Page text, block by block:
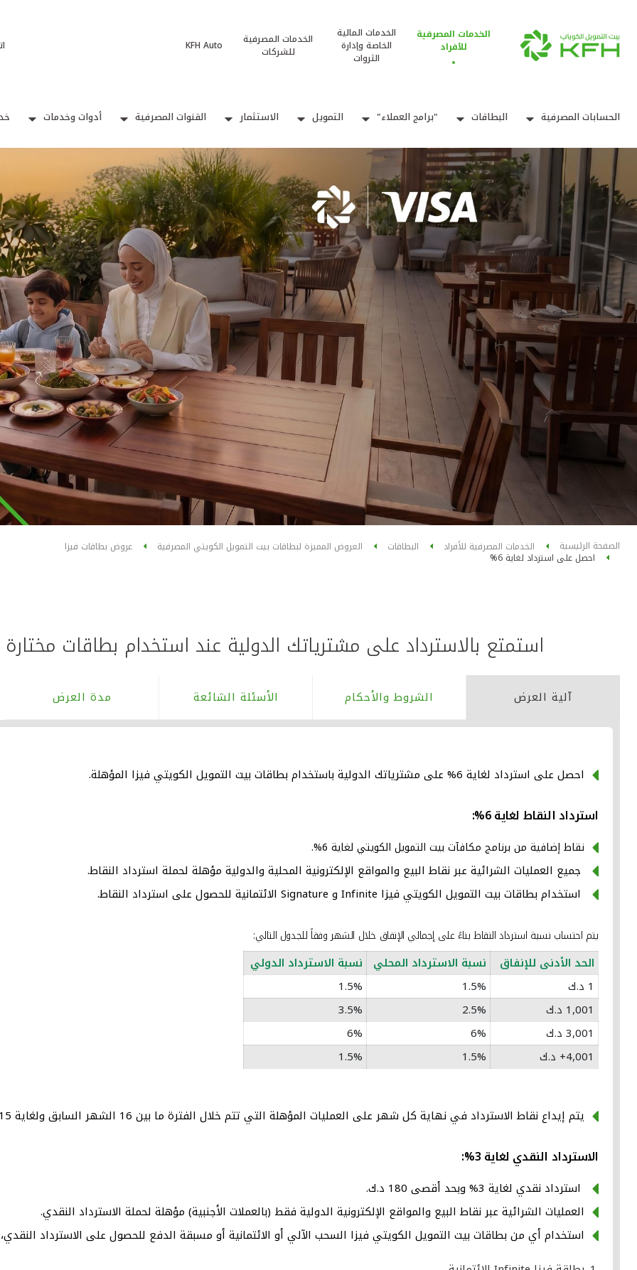
الخدمات المصرفية
للأفراد
الخدمات المالية
الخاصة وإدارة
الثروات
الخدمات المصرفية
للشركات
KFH Auto
الحسابات المصرفية البطاقات "برامج العملاء" التمويل الاستثمار القنوات المصرفية أدوات وخدمات
الصفحة الرئيسية الخدمات المصرفية للأفراد البطاقات العروض المميزة لبطاقات بيت التمويل الكويتي المصرفية عروض بطاقات فيزا
احصل على استرداد لغاية 6%
استمتع بالاسترداد على مشترياتك الدولية عند استخدام بطاقات
آلية العرض الشروط والأحكام الأسئلة الشائعة مدة العرض
احصل على استرداد لغاية 6% على مشترياتك الدولية باستخدام بطاقات بيت التمويل الكويتي فيزا المؤهلة.
استرداد النقاط لغاية 6%:
نقاط إضافية من برنامج مكافآت بيت التمويل الكويتي لغاية 6%.
جميع العمليات الشرائية عبر نقاط البيع والمواقع الإلكترونية المحلية والدولية مؤهلة لحملة استرداد النقاط.
استخدام بطاقات بيت التمويل الكويتي فيزا Infinite و Signature الائتمانية للحصول على استرداد النقاط.
يتم احتساب نسبة استرداد النقاط بناءً على إجمالي الإنفاق خلال الشهر وفقاً للجدول التالي:
الحد الأدنى للإنفاق نسبة الاسترداد المحلي
نسبة الاسترداد الدولي
1 د.ك
1.5%
1.5%
1,001 د.ك
2.5%
3.5%
3,001 د.ك
6%
6%
4,001+ د.ك
1.5%
1.5%
يتم إيداع نقاط الاسترداد في نهاية كل شهر على العمليات المؤهلة التي تتم خلال الفترة ما بين 16 الشهر السابق ولغاية 15 الشهر الحالي.
الاسترداد النقدي لغاية 3%:
استرداد نقدي لغاية 3% وبحد أقصى 180 د.ك.
العمليات الشرائية عبر نقاط البيع والمواقع الإلكترونية الدولية فقط (بالعملات الأجنبية) مؤهلة لحملة الاسترداد النقدي.
استخدام أي من بطاقات بيت التمويل الكويتي فيزا السحب الآلي أو الائتمانية أو مسبقة الدفع للحصول على الاسترداد النقدي،